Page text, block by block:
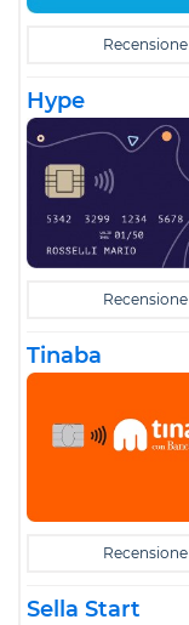
Recensione
Hype
Recensione
Tinaba
Recensione
Sella Start